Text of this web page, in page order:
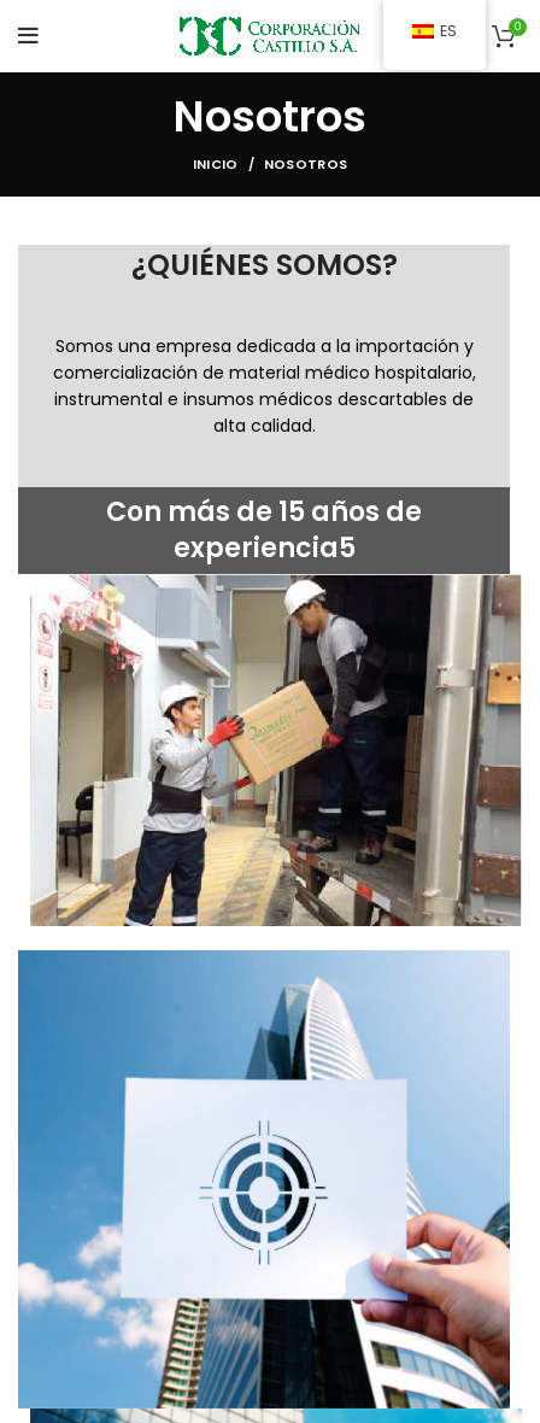
0
Nosotros
INICIO NOSOTROS
¿QUIÉNES SOMOS?
Somos una empresa dedicada a la importación y
comercialización de material médico hospitalario,
instrumental e insumos médicos descartables de
alta calidad.
Con más de 15 años de
experiencia5
ES